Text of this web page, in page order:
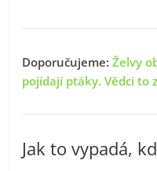
Doporučujeme:Želvy
pojídají ptáky. Vědci to
Jak to vypadá,